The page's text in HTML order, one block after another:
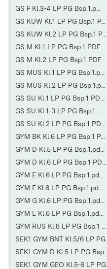
GS F Kl.3-4 LP PG Bsp.1.p...
GS KUW Kl.1 LP PG Bsp.1 P...
GS KUW Kl.2 LP PG Bsp.1 P...
GS M Kl.1 LP PG Bsp.1 PDF
GS M Kl.2 LP PG Bsp.1 PDF
GS MUS Kl.1 LP PG Bsp.1.p...
GS MUS Kl.2 LP PG Bsp.1.p...
GS SU Kl.1 LP PG Bsp.1 PD...
GS SU Kl.1-3 LP PG Bsp.1....
GS SU Kl.2 LP PG Bsp.1 PD...
GYM BK Kl.6 LP PG Bsp.1 P...
GYM D Kl.5 LP PG Bsp.1.pd...
GYM D Kl.6 LP PG Bsp.1 PD...
GYM E Kl.6 LP PG Bsp.1.pd...
GYM F Kl.6 LP PG Bsp.1.pd...
GYM G Kl.6 LP PG Bsp.1.pd...
GYM L Kl.6 LP PG Bsp.1.pd...
GYM RUS Kl.8 LP PG Bsp.1 ...
SEK1 GYM BNT Kl.5/6 LP PG...
SEK1 GYM D Kl.5 LP PG Bsp...
SEK1 GYM GEO Kl.5-6 LP PG...